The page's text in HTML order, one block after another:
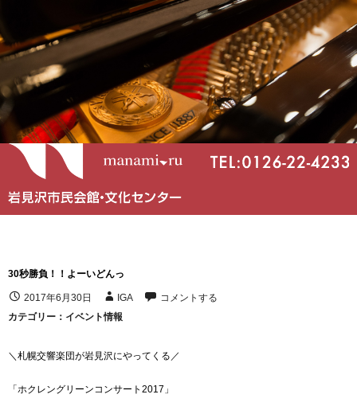
30秒勝負！！よーいどんっ
2017年6月30日 IGA
コメントする
カテゴリー： イベント情報
＼札幌交響楽団が岩見沢にやってくる／
「ホクレングリーンコンサート2017」